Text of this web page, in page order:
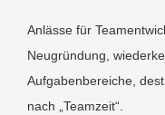
Anlässe für
Neugründung,
Aufgabenbereiche,
nach „Teamzeit“.